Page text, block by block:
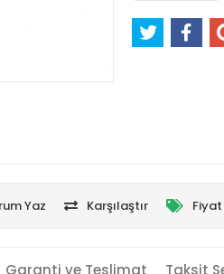
Yaz Karşılaştır Fiyat
Garanti ve Teslimat Taksit